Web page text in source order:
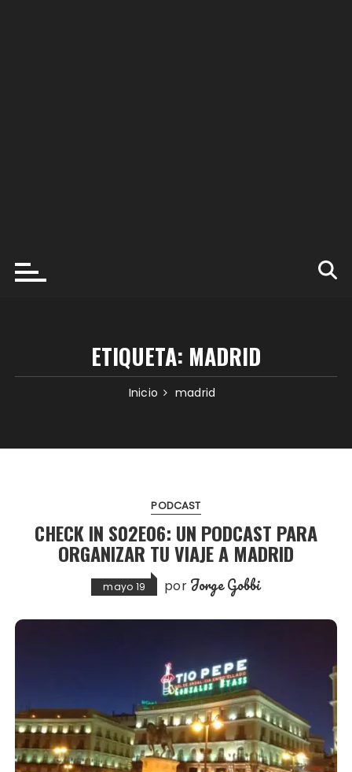
ETIQUETA: MADRID
Inicio madrid
PODCAST
CHECK IN S02E06: UN PODCAST PARA
ORGANIZAR TU VIAJE A MADRID
mayo 19 por Jorge Gobbi